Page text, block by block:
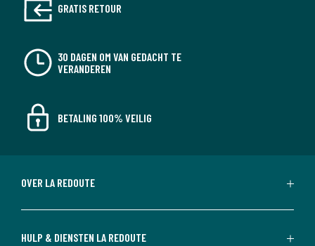
GRATIS RETOUR
30 DAGEN OM VAN GEDACHT TE
VERANDEREN
BETALING 100% VEILIG
OVER LA REDOUTE
HULP & DIENSTEN LA REDOUTE